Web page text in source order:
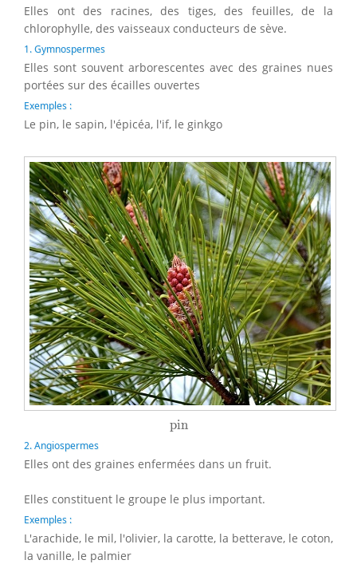
Elles ont des racines, des tiges, des feuilles, de la
chlorophylle, des vaisseaux conducteurs de sève.
1. Gymnospermes
Elles sont souvent arborescentes avec des graines nues
portées sur des écailles ouvertes
Exemples :
Le pin, le sapin, l'épicéa, l'if, le ginkgo
pin
pin
2. Angiospermes
Elles ont des graines enfermées dans un fruit.
Elles constituent le groupe le plus important.
Exemples :
L'arachide, le mil, l'olivier, la carotte, la betterave, le coton,
la vanille, le palmier